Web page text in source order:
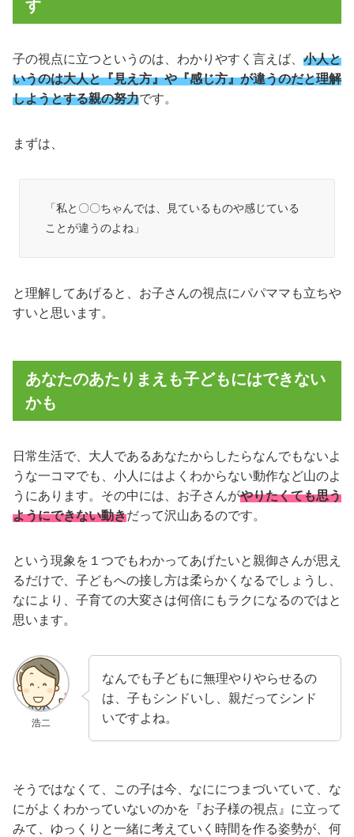
す
子の視点に立つというのは、わかりやすく言えば、 小人と
いうのは大人と『見え方』や『感じ方』が違うのだと理解
しようとする親の努力です。
まずは、
「私と〇〇ちゃんでは、見ているものや感じている
ことが違うのよね」
と理解してあげると、お子さんの視点にパパママも立ちや
すいと思います。
あなたのあたりまえも子どもにはできない
かも
日常生活で、大人であるあなたからしたらなんでもないよ
うな一コマでも、小人にはよくわからない動作など山のよ
うにあります。その中には、お子さんがやりたくても思う
ようにできない動きだって沢山あるのです。
という現象を１つでもわかってあげたいと親御さんが思え
るだけで、子どもへの接し方は柔らかくなるでしょうし、
なにより、子育ての大変さは何倍にもラクになるのではと
思います。
浩二
なんでも子どもに無理やりやらせるの
は、子もシンドいし、親だってシンド
いですよね。
そうではなくて、この子は今、なににつまづいていて、な
にがよくわかっていないのかを『お子様の視点』に立って
みて、ゆっくりと一緒に考えていく時間を作る姿勢が、何